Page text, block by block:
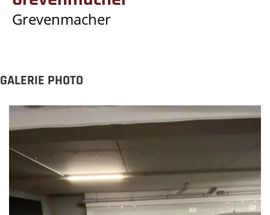
Grevenmacher
GALERIE PHOTO